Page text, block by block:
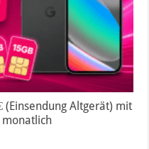
(Einsendung Altgerät) mit
monatlich